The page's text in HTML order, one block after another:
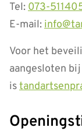
Tel:073-
E-mail:
Voor het
aangesloten
is